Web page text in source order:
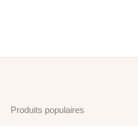
Produits populaires